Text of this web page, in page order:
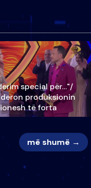
special për…"/
produksionin
të forta
më shumë →